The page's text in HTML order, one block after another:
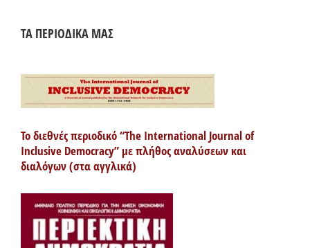
ΤΑ ΠΕΡΙΟΔΙΚΑ ΜΑΣ
Το διεθνές περιοδικό “The International Journal of
Inclusive Democracy” με πλήθος αναλύσεων και
διαλόγων (στα αγγλικά)